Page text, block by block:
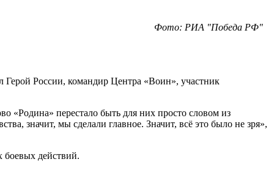
Фото: РИА "Победа РФ"
Герой России, командир Центра «Воин», участник
«Родина» перестало быть для них просто словом из
значит, мы сделали главное. Значит, всё это было не зря»,
действий.